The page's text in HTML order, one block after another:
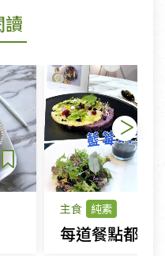
讀
主食 純素